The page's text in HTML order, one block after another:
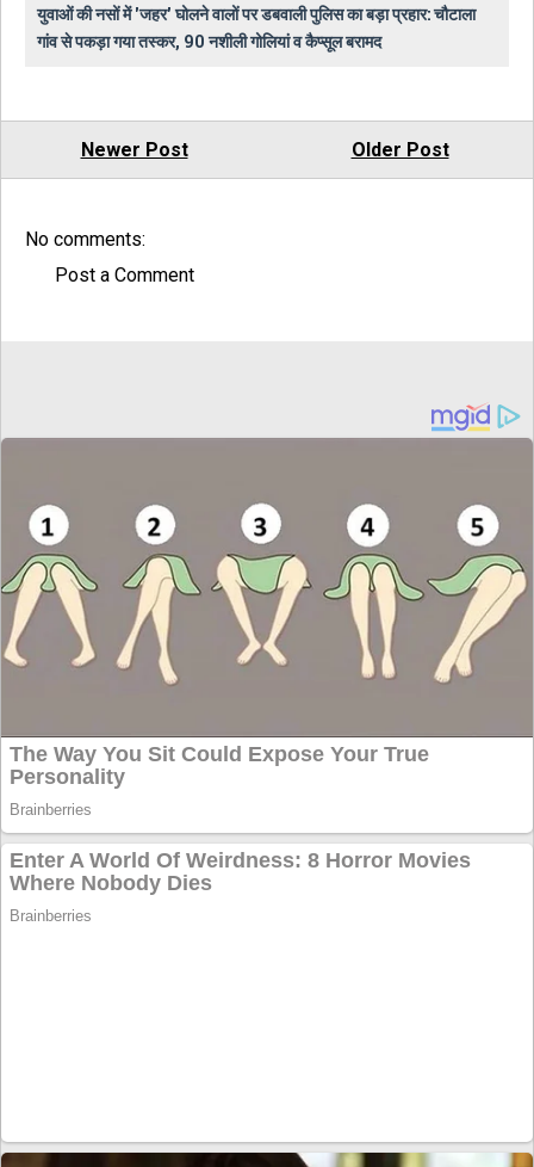
युवाओं की नसों में 'जहर' घोलने वालों पर डबवाली पुलिस का बड़ा प्रहार: चौटाला
गांव से पकड़ा गया तस्कर, 90 नशीली गोलियां व कैप्सूल बरामद
Newer Post Older Post
No comments:
Post a Comment